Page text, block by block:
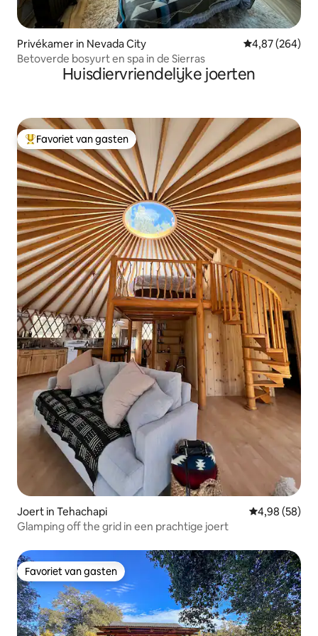
Privékamer in Nevada City Gemiddelde
4,87 (264)
Betoverde bosyurt en spa in de Sierras
Huisdiervriendelijke joerten
Topfavoriet van gasten
Favoriet van gasten
Joert in Tehachapi Gemiddelde
4,98 (58)
Glamping off the grid in een prachtige joert
Favoriet van gasten
Favoriet van gasten